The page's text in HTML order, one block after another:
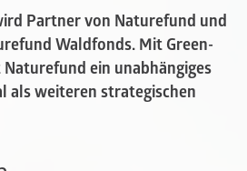
Partner von Naturefund und
Waldfonds. Mit Green-
ein unabhängiges
als weiteren strategischen